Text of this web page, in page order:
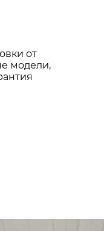
от
модели,